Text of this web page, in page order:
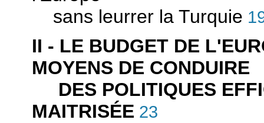
sans leurrer la Turquie
II - LE BUDGET DE
MOYENS DE CONDUIRE
DES POLITIQUES
MAITRISÉE 23